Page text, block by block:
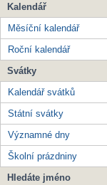
Kalendář
Měsíční kalendář
Roční kalendář
Svátky
Kalendář svátků
Státní svátky
Významné dny
Školní prázdniny
Hledáte jméno